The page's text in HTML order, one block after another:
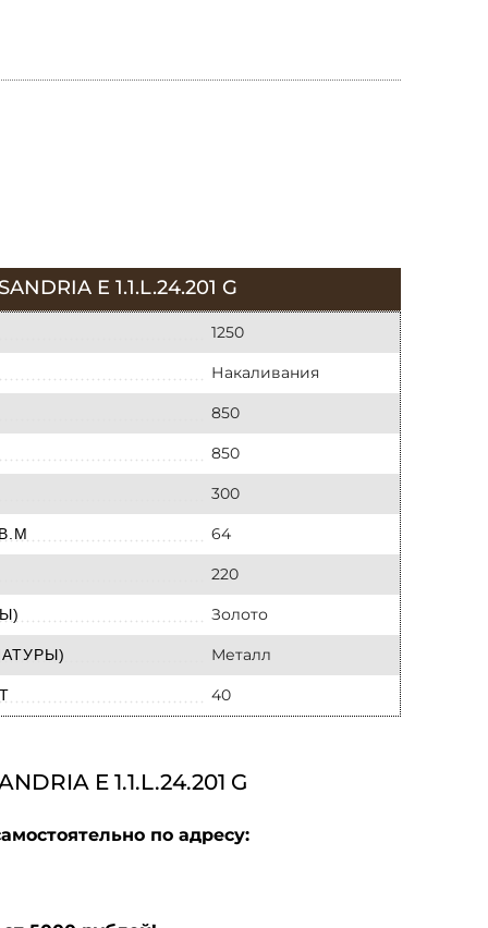
E 1.1.L.24.201 G
1250
Накаливания
850
850
300
64
220
Золото
Металл
40
E 1.1.L.24.201 G
по адресу: